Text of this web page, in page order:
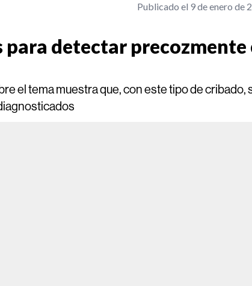
Publicado el 9 de enero de
detectar precozmente
el tema muestra que, con este tipo de cribado,